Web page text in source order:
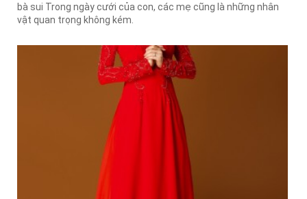
bà sui Trong ngày cưới của con, các mẹ cũng là những nhân
vật quan trọng không kém.